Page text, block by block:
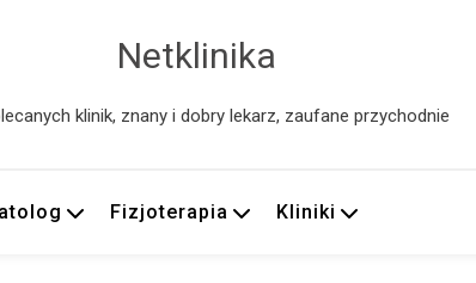
Netklinika
klinik, znany i dobry lekarz, zaufane przychodnie
Fizjoterapia Kliniki